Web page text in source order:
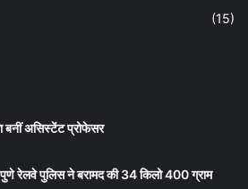
(15)
बनीं असिस्टेंट प्रोफेसर
पुणे रेलवे पुलिस ने बरामद की 34 किलो 400 ग्राम